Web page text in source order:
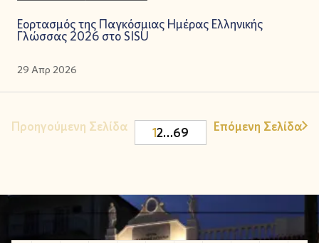
Εορτασμός της Παγκόσμιας Ημέρας Ελληνικής
Γλώσσας 2026 στο SISU
29 Απρ 2026
Προηγούμενη Σελίδα 12…69 Επόμενη Σελίδα